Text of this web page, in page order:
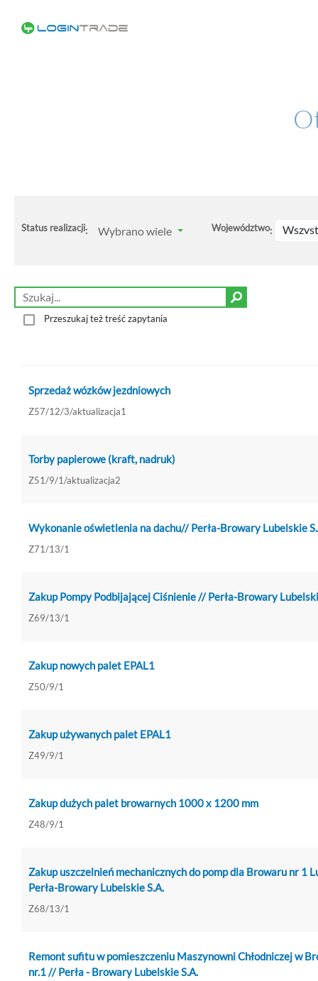
Status realizacji: Wybrano wiele Województwo:
Przeszukaj też treść zapytania
Sprzedaż wózków jezdniowych
Z57/12/3/aktualizacja1
Torby papierowe (kraft, nadruk)
Z51/9/1/aktualizacja2
Wykonanie oświetlenia na dachu// Perła-Browary Lubelskie
Z71/13/1
Zakup Pompy Podbijającej Ciśnienie // Perła-Browary
Z69/13/1
Zakup nowych palet EPAL1
Z50/9/1
Zakup używanych palet EPAL1
Z49/9/1
Zakup dużych palet browarnych 1000 x 1200 mm
Z48/9/1
Zakup uszczelnień mechanicznych do pomp dla Browaru nr 1
Perła-Browary Lubelskie S.A.
Z68/13/1
Remont sufitu w pomieszczeniu Maszynowni Chłodniczej w
nr.1 // Perła - Browary Lubelskie S.A.